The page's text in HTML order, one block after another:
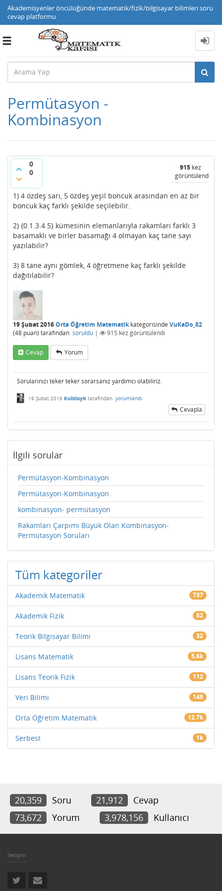
Akademisyenler öncülüğünde matematik/fizik/bilgisayar bilimleri soru
cevap platformu
Toggle
Permütasyon -
Kombinasyon
0
0
915 kez
görüntülendi
1) 4 özdeş sarı, 5 özdeş yeşil boncuk arasından en az bir
boncuk kaç farklı şekilde seçilebilir.
2) {0.1.3.4.5} kümesinin elemanlarıyla rakamları farklı 3
basamaklı ve birler basamağı 4 olmayan kaç tane sayı
yazılabilir?
3) 8 tane aynı gömlek, 4 öğretmene kaç farklı şekilde
dağıtılabilir?
19 Şubat 2016Orta Öğretim Matematikkategorisinde VuKaDo_82
(48 puan) tarafından soruldu | 915 kez görüntülendi
Cevap Yorum
Sorularınızı teker teker sorarsanız yardımcı olabiliriz.
19 Şubat 2016 KubilayK tarafından yorumlandı
Cevapla
İlgili sorular
Permütasyon-Kombinasyon
Permütasyon-Kombinasyon
kombinasyon- permütasyon
Rakamları Çarpımı Büyük Olan Kombinasyon-
Permütasyon Soruları
Tüm kategoriler
Akademik Matematik 737
Akademik Fizik 52
Teorik Bilgisayar Bilimi 32
Lisans Matematik 5.6k
Lisans Teorik Fizik 112
Veri Bilimi 145
Orta Öğretim Matematik 12.7k
Serbest 1k
20,359 Soru 21,912
Cevap
73,672
Yorum 3,978,156 Kullanıcı
İletişim